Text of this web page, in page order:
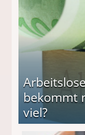
bekommt
viel?